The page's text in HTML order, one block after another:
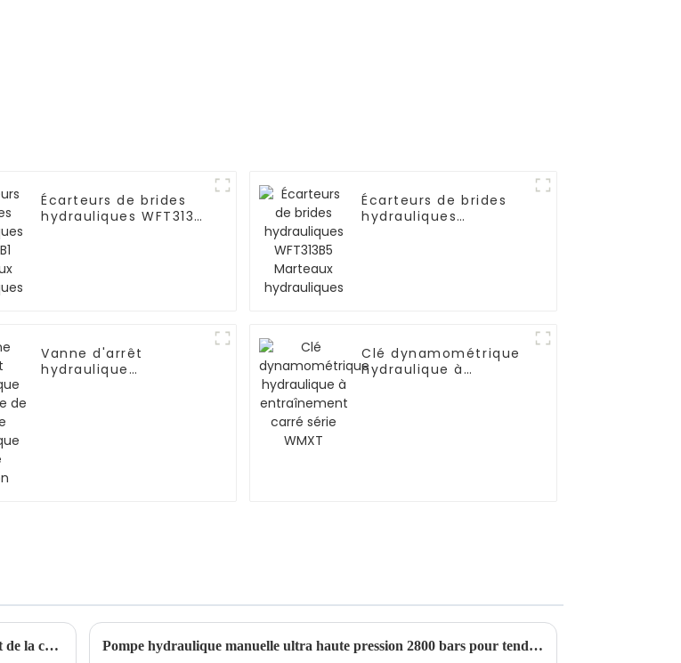
Écarteurs de brides
hydrauliques WFT313B1
Écarteurs de brides
hydrauliques
Vanne d'arrêt
hydraulique
Clé dynamométrique
hydraulique à
Visites d'une délégation de clients brésiliens, approfondissement de la coopération et des échanges internationaux Pompe hydraulique manuelle ultra haute pression 2800 bars pour tendeurs